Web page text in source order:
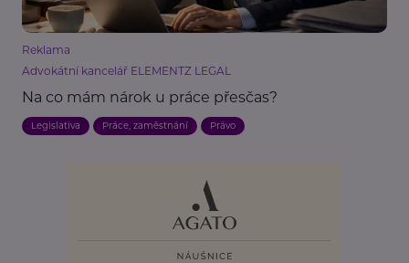
Reklama
Advokátní kancelář ELEMENTZ LEGAL
Na co mám nárok u práce přesčas?
Legislativa Práce, zaměstnání Právo